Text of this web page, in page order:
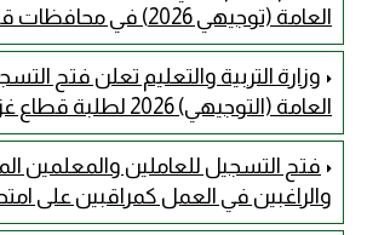
العامة (توجيهي 2026) في محافظات قطاع غزة
وزارة التربية والتعليم تعلن فتح
العامة (التوجيهي) 2026 لطلبة قطاع غزة
فتح التسجيل للعاملين والمعلمين
والراغبين في العمل كمراقبين على